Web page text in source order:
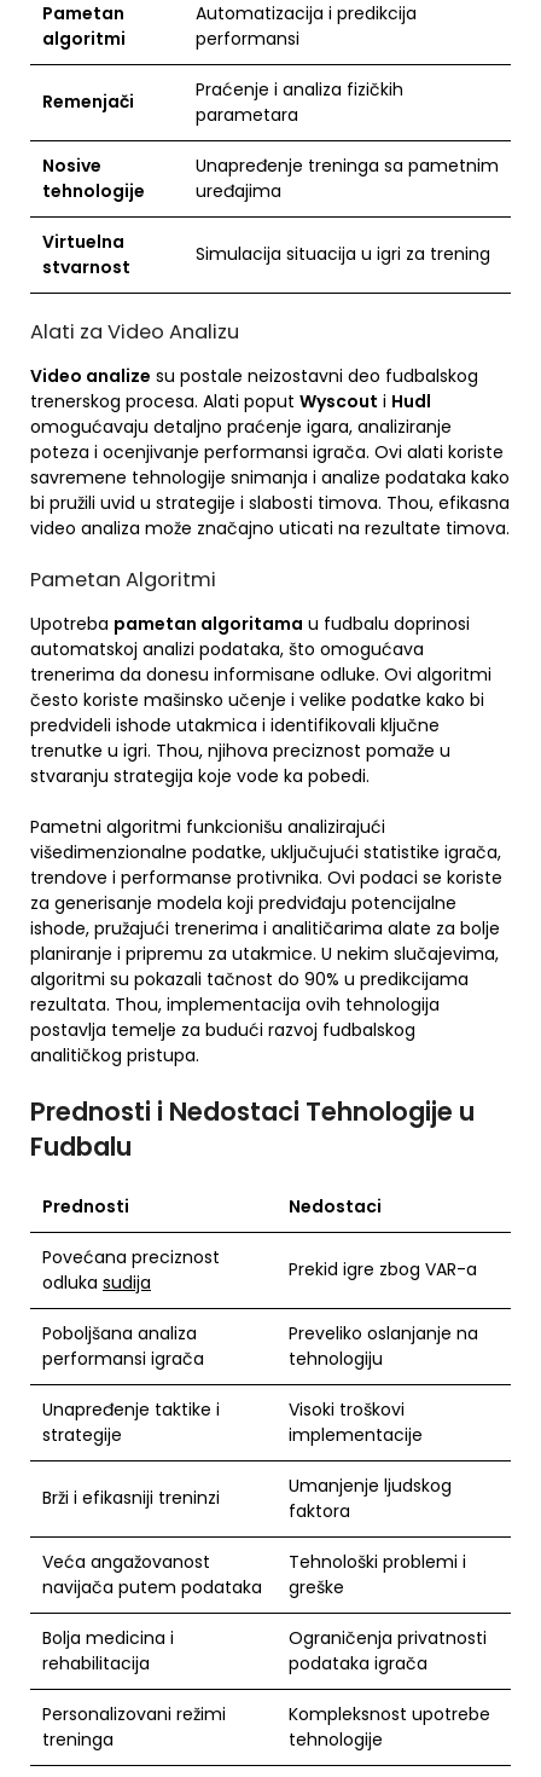
Pametan
algoritmi
Automatizacija i predikcija
performansi
Remenjači
Praćenje i analiza fizičkih
parametara
Nosive
tehnologije
Unapređenje treninga sa pametnim
uređajima
Virtuelna
stvarnost
Simulacija situacija u igri za trening
Alati za Video Analizu
Video analize su postale neizostavni deo fudbalskog
trenerskog procesa. Alati poput Wyscout i Hudl
omogućavaju detaljno praćenje igara, analiziranje
poteza i ocenjivanje performansi igrača. Ovi alati koriste
savremene tehnologije snimanja i analize podataka kako
bi pružili uvid u strategije i slabosti timova. Thou, efikasna
video analiza može značajno uticati na rezultate timova.
Pametan Algoritmi
Upotreba pametan algoritama u fudbalu doprinosi
automatskoj analizi podataka, što omogućava
trenerima da donesu informisane odluke. Ovi algoritmi
često koriste mašinsko učenje i velike podatke kako bi
predvideli ishode utakmica i identifikovali ključne
trenutke u igri. Thou, njihova preciznost pomaže u
stvaranju strategija koje vode ka pobedi.
Pametni algoritmi funkcionišu analizirajući
višedimenzionalne podatke, uključujući statistike igrača,
trendove i performanse protivnika. Ovi podaci se koriste
za generisanje modela koji predviđaju potencijalne
ishode, pružajući trenerima i analitičarima alate za bolje
planiranje i pripremu za utakmice. U nekim slučajevima,
algoritmi su pokazali tačnost do 90% u predikcijama
rezultata. Thou, implementacija ovih tehnologija
postavlja temelje za budući razvoj fudbalskog
analitičkog pristupa.
Prednosti i Nedostaci Tehnologije u
Fudbalu
Prednosti Nedostaci
Povećana preciznost
odluka sudija
Prekid igre zbog VAR-a
Poboljšana analiza
performansi igrača
Preveliko oslanjanje na
tehnologiju
Unapređenje taktike i
strategije
Visoki troškovi
implementacije
Brži i efikasniji treninzi
Umanjenje ljudskog
faktora
Veća angažovanost
navijača putem podataka
Tehnološki problemi i
greške
Bolja medicina i
rehabilitacija
Ograničenja privatnosti
podataka igrača
Personalizovani režimi
treninga
Kompleksnost upotrebe
tehnologije